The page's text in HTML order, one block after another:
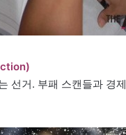
선거. 부패 스캔들과 경